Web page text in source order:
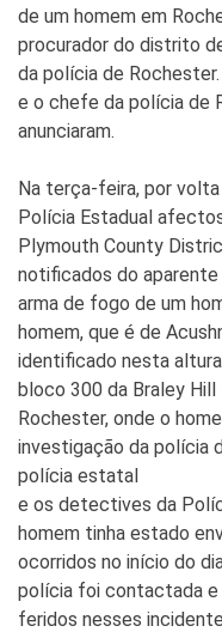
de um homem em
procurador do distrito
da polícia de Rochester.
e o chefe da polícia de
anunciaram.
Na terça-feira, por
Polícia Estadual
Plymouth County
notificados do
arma de fogo de um
homem, que é de
identificado nesta
bloco 300 da Braley Hill
Rochester, onde o
investigação da polícia
polícia estatal
e os detectives da
homem tinha estado
ocorridos no início do
polícia foi contactada e
feridos nesses